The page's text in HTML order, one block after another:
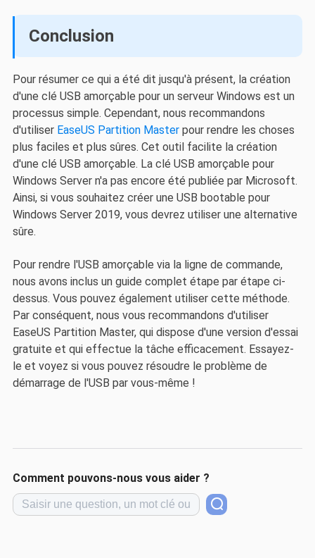
Conclusion
Pour résumer ce qui a été dit jusqu'à présent, la création
d'une clé USB amorçable pour un serveur Windows est un
processus simple. Cependant, nous recommandons
d'utiliser EaseUS Partition Masterpour rendre les choses
plus faciles et plus sûres. Cet outil facilite la création
d'une clé USB amorçable. La clé USB amorçable pour
Windows Server n'a pas encore été publiée par Microsoft.
Ainsi, si vous souhaitez créer une USB bootable pour
Windows Server 2019, vous devrez utiliser une alternative
sûre.
Pour rendre l'USB amorçable via la ligne de commande,
nous avons inclus un guide complet étape par étape ci-
dessus. Vous pouvez également utiliser cette méthode.
Par conséquent, nous vous recommandons d'utiliser
EaseUS Partition Master, qui dispose d'une version d'essai
gratuite et qui effectue la tâche efficacement. Essayez-
le et voyez si vous pouvez résoudre le problème de
démarrage de l'USB par vous-même !
Comment pouvons-nous vous aider ?